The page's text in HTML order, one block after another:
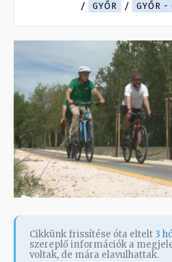
GYŐR
GYŐR -
Cikkünk frissítése óta eltelt 3
szereplő információk a
voltak, de mára elavulhattak.